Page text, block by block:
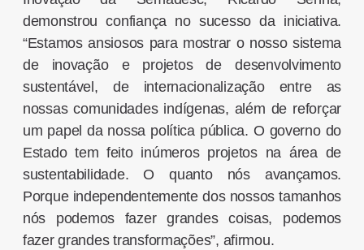
demonstrou confiança no sucesso da iniciativa.
“Estamos ansiosos para mostrar o nosso sistema
de inovação e projetos de desenvolvimento
sustentável, de internacionalização entre as
nossas comunidades indígenas, além de reforçar
um papel da nossa política pública. O governo do
Estado tem feito inúmeros projetos na área de
sustentabilidade. O quanto nós avançamos.
Porque independentemente dos nossos tamanhos
nós podemos fazer grandes coisas, podemos
fazer grandes transformações”, afirmou.